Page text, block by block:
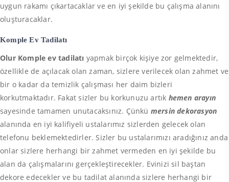
uygun rakamı çıkartacaklar ve en iyi şekilde bu çalışma alanını
oluşturacaklar.
Komple Ev Tadilatı
Olur Komple ev tadilatı yapmak birçok kişiye zor gelmektedir,
özellikle de açılacak olan zaman, sizlere verilecek olan zahmet ve
bir o kadar da temizlik çalışması her daim bizleri
korkutmaktadır. Fakat sizler bu korkunuzu artık hemen arayın
sayesinde tamamen unutacaksınız. Çünkü mersin dekorasyon
alanında en iyi kalifiyeli ustalarımız sizlerden gelecek olan
telefonu beklemektedirler. Sizler bu ustalarımızı aradığınız anda
onlar sizlere herhangi bir zahmet vermeden en iyi şekilde bu
alan da çalışmalarını gerçekleştirecekler. Evinizi sil baştan
dekore edecekler ve bu tadilat alanında sizlere herhangi bir